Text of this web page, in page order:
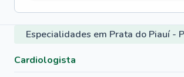
Especialidades em Prata do Piauí -
Cardiologista